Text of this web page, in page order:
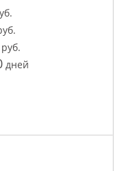
дней